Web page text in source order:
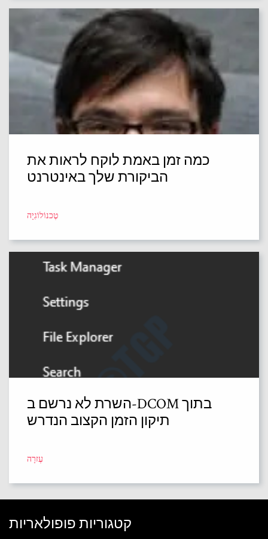
כמה זמן באמת לוקח לראות את
הביקורת שלך באינטרנט
טֶכנוֹלוֹגִיָה
השרת לא נרשם ב-DCOM בתוך
תיקון הזמן הקצוב הנדרש
עֶזרָה
קטגוריות פופולאריות